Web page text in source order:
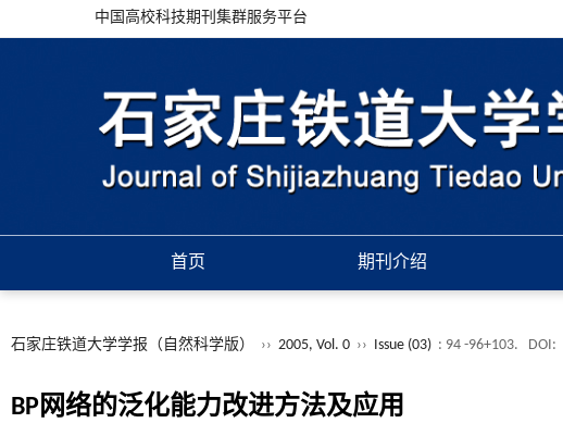
中国高校科技期刊集群服务平台
首页 期刊介绍
石家庄铁道大学学报（自然科学版） ›› 2005, Vol. 0 ›› Issue (03) : 94 -96+103. DOI:
BP网络的泛化能力改进方法及应用